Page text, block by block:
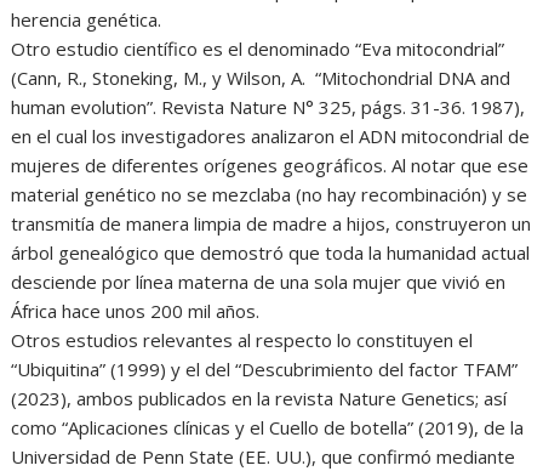
herencia genética.
Otro estudio científico es el denominado “Eva mitocondrial”
(Cann, R., Stoneking, M., y Wilson, A. “Mitochondrial DNA and
human evolution”. Revista Nature N° 325, págs. 31-36. 1987),
en el cual los investigadores analizaron el ADN mitocondrial de
mujeres de diferentes orígenes geográficos. Al notar que ese
material genético no se mezclaba (no hay recombinación) y se
transmitía de manera limpia de madre a hijos, construyeron un
árbol genealógico que demostró que toda la humanidad actual
desciende por línea materna de una sola mujer que vivió en
África hace unos 200 mil años.
Otros estudios relevantes al respecto lo constituyen el
“Ubiquitina” (1999) y el del “Descubrimiento del factor TFAM”
(2023), ambos publicados en la revista Nature Genetics; así
como “Aplicaciones clínicas y el Cuello de botella” (2019), de la
Universidad de Penn State (EE. UU.), que confirmó mediante